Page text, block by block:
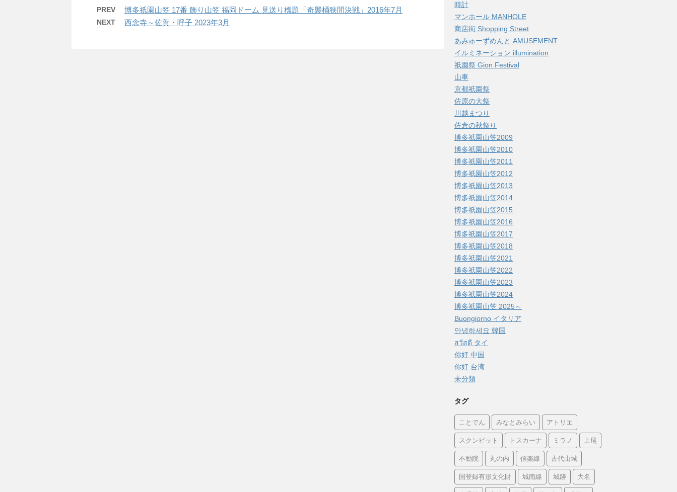
PREV 博多祇園山笠 17番 飾り山笠 福岡ドーム 見送り標題「奇襲桶狭間決戦」2016年7月
NEXT 西念寺～佐賀・呼子 2023年3月
時計
マンホール MANHOLE
商店街 Shopping Street
あみゅーずめんと AMUSEMENT
イルミネーション illumination
祇園祭 Gion Festival
山車
京都祇園祭
佐原の大祭
川越まつり
佐倉の秋祭り
博多祇園山笠2009
博多祇園山笠2010
博多祇園山笠2011
博多祇園山笠2012
博多祇園山笠2013
博多祇園山笠2014
博多祇園山笠2015
博多祇園山笠2016
博多祇園山笠2017
博多祇園山笠2018
博多祇園山笠2021
博多祇園山笠2022
博多祇園山笠2023
博多祇園山笠2024
博多祇園山笠 2025～
Buongiorno イタリア
안녕하세요 韓国
สวัสดี タイ
你好 中国
你好 台湾
未分類
タグ
ことでん みなとみらい アトリエ
スクンビット トスカーナ ミラノ 上尾
不動院 丸の内 信楽線 古代山城
国登録有形文化財 城南線 城跡 大名